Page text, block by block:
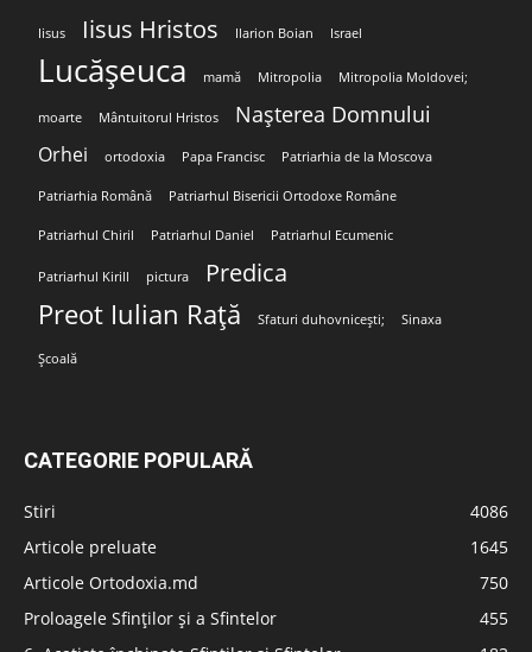
Iisus Iisus Hristos Ilarion Boian Israel
Lucășeuca mamă Mitropolia Mitropolia Moldovei;
moarte Mântuitorul Hristos Nașterea Domnului
Orhei ortodoxia Papa Francisc Patriarhia de la Moscova
Patriarhia Română Patriarhul Bisericii Ortodoxe Române
Patriarhul Chiril Patriarhul Daniel Patriarhul Ecumenic
Patriarhul Kirill pictura Predica
Preot Iulian Rață Sfaturi duhovnicești; Sinaxa
Școală
CATEGORIE POPULARĂ
Stiri
4086
Articole preluate
1645
Articole Ortodoxia.md
750
Proloagele Sfinților și a Sfintelor
455